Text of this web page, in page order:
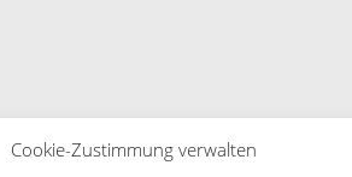
Cookie-Zustimmung verwalten